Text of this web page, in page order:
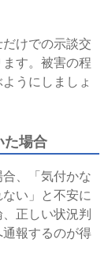
けでの示談交
す。被害の程
うにしましょ
た場合
、「気付かな
い」と不安に
正しい状況判
報するのが得